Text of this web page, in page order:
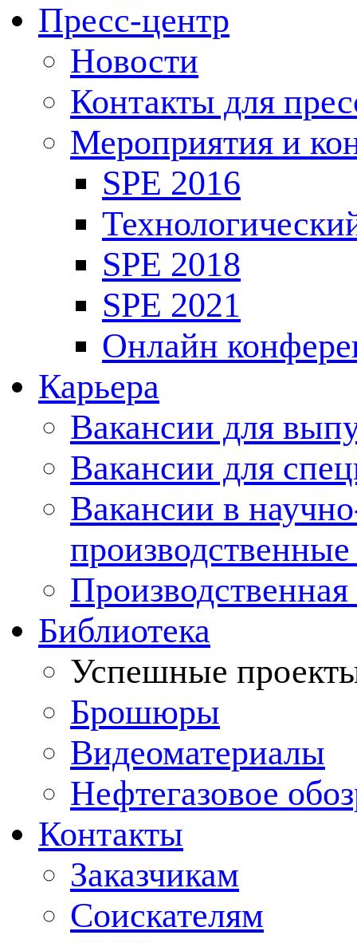
Пресс-центр
Новости
Контакты для
Мероприятия и
SPE 2016
SPE 2018
SPE 2021
Онлайн
Карьера
Вакансии для
Вакансии для
Вакансии в
Производственная
Библиотека
Успешные
Брошюры
Видеоматериалы
Нефтегазовое
Контакты
Заказчикам
Соискателям